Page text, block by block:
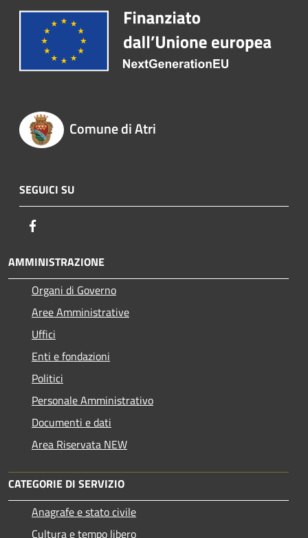
Comune di Atri
SEGUICI SU
AMMINISTRAZIONE
Organi di Governo
Aree Amministrative
Uffici
Enti e fondazioni
Politici
Personale Amministrativo
Documenti e dati
Area Riservata NEW
CATEGORIE DI SERVIZIO
Anagrafe e stato civile
Cultura e tempo libero